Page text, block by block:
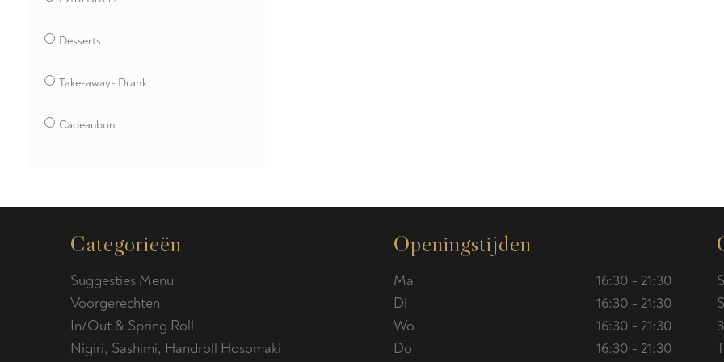
Desserts
Take-away- Drank
Cadeaubon
Categorieën
Suggesties Menu
Voorgerechten
In/Out & Spring Roll
Nigiri, Sashimi, Handroll Hosomaki
Openingstijden
Ma
16:30 - 21:30
Di
16:30 - 21:30
Wo
16:30 - 21:30
Do
16:30 - 21:30